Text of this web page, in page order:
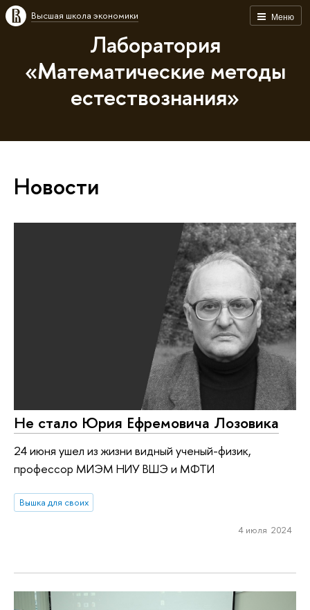
Меню
Высшая школа экономики
Лаборатория
«Математические методы
естествознания»
Новости
Не стало Юрия Ефремовича Лозовика
24 июня ушел из жизни видный ученый-физик,
профессор МИЭМ НИУ ВШЭ и МФТИ
Вышка для своих
4 июля 2024